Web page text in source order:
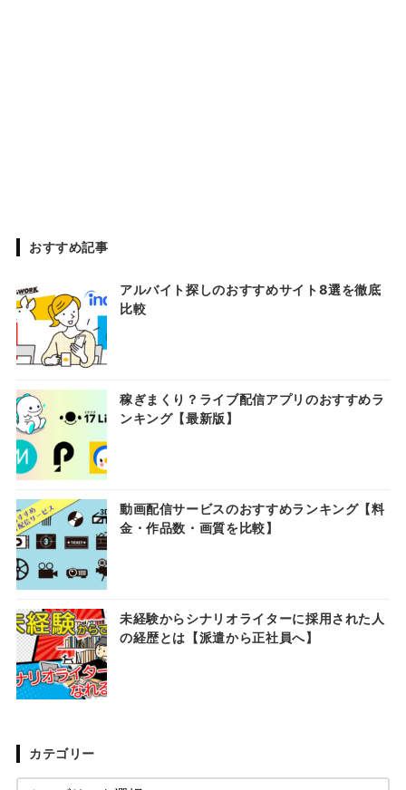
おすすめ記事
アルバイト探しのおすすめサイト8選を徹底
比較
稼ぎまくり？ライブ配信アプリのおすすめラ
ンキング【最新版】
動画配信サービスのおすすめランキング【料
金・作品数・画質を比較】
未経験からシナリオライターに採用された人
の経歴とは【派遣から正社員へ】
カテゴリー